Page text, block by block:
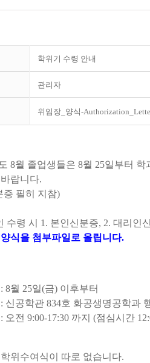
학위기 수령 안내
관리자
위임장_양식-
8월 졸업생들은 8월 25일부터
랍니다.
증 필히 지참)
수령 시 1. 본인신분증, 2. 대리인
식을 첨부파일로 올립니다.
8월 25일(금) 이후부터
신공학관 834호 화공생명공학과
오전 9:00-17:30 까지 (점심시간
위수여식이 따로 없습니다.